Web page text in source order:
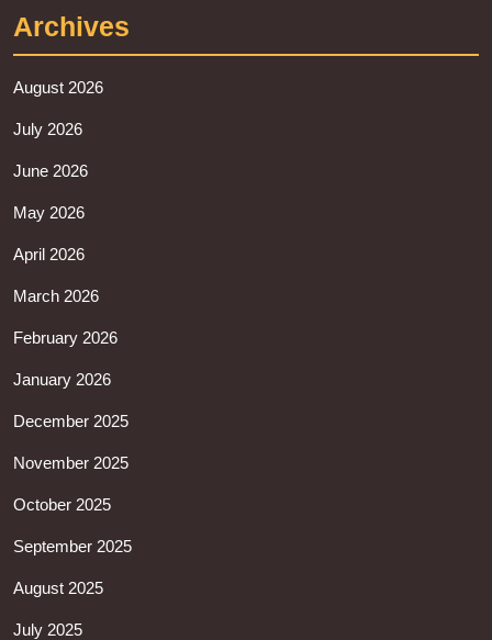
Archives
August 2026
July 2026
June 2026
May 2026
April 2026
March 2026
February 2026
January 2026
December 2025
November 2025
October 2025
September 2025
August 2025
July 2025